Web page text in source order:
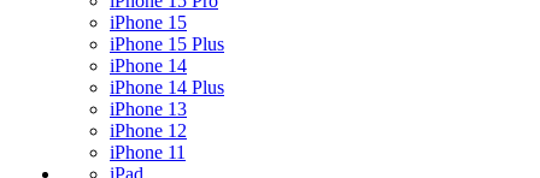
iPhone 15
iPhone 15 Plus
iPhone 14
iPhone 14 Plus
iPhone 13
iPhone 12
iPhone 11